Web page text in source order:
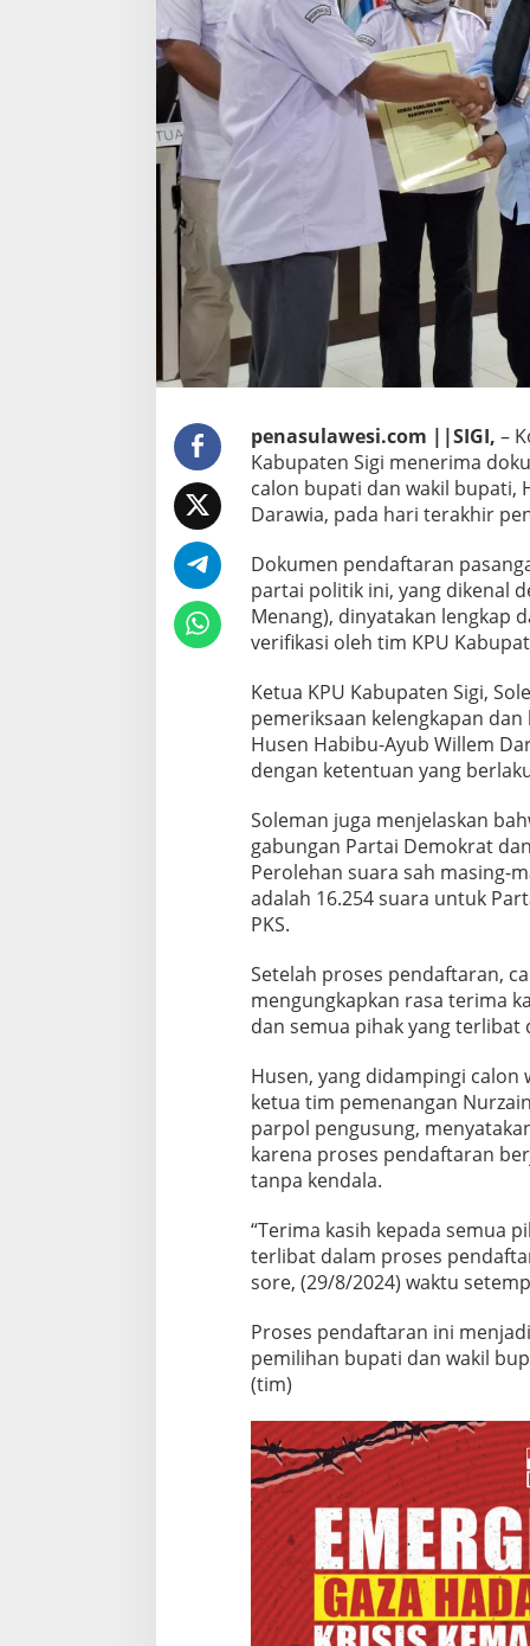
a
t
a
a
n
e
n
g
k
a
p
u
e
-
A
y
u
b
e
m
i
M
j
u
d
i
P
k
a
d
a
i
2
0
4
penasulawesi.com ||SIGI, –
Kabupaten Sigi menerima
calon bupati dan wakil bupati,
Darawia, pada hari terakhir
Dokumen pendaftaran
partai politik ini, yang dikenal
Menang), dinyatakan lengkap
verifikasi oleh tim KPU
Ketua KPU Kabupaten Sigi,
pemeriksaan kelengkapan
Husen Habibu-Ayub Willem
dengan ketentuan yang
Soleman juga menjelaskan
gabungan Partai Demokrat
Perolehan suara sah masing-
adalah 16.254 suara untuk
PKS.
Setelah proses pendaftaran,
mengungkapkan rasa terima
dan semua pihak yang
Husen, yang didampingi calon
ketua tim pemenangan
parpol pengusung,
karena proses pendaftaran
tanpa kendala.
“Terima kasih kepada semua
terlibat dalam proses
sore, (29/8/2024) waktu
Proses pendaftaran ini
pemilihan bupati dan wakil
(tim)